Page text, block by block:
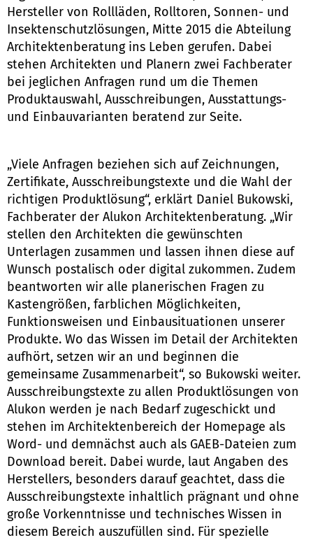
Hersteller von Rollläden, Rolltoren, Sonnen- und
Insektenschutzlösungen, Mitte 2015 die Abteilung
Architektenberatung ins Leben gerufen. Dabei
stehen Architekten und Planern zwei Fachberater
bei jeglichen Anfragen rund um die Themen
Produktauswahl, Ausschreibungen, Ausstattungs-
und Einbauvarianten beratend zur Seite.
„Viele Anfragen beziehen sich auf Zeichnungen,
Zertifikate, Ausschreibungstexte und die Wahl der
richtigen Produktlösung“, erklärt Daniel Bukowski,
Fachberater der Alukon Architektenberatung. „Wir
stellen den Architekten die gewünschten
Unterlagen zusammen und lassen ihnen diese auf
Wunsch postalisch oder digital zukommen. Zudem
beantworten wir alle planerischen Fragen zu
Kastengrößen, farblichen Möglichkeiten,
Funktionsweisen und Einbausituationen unserer
Produkte. Wo das Wissen im Detail der Architekten
aufhört, setzen wir an und beginnen die
gemeinsame Zusammenarbeit“, so Bukowski weiter.
Ausschreibungstexte zu allen Produktlösungen von
Alukon werden je nach Bedarf zugeschickt und
stehen im Architektenbereich der Homepage als
Word- und demnächst auch als GAEB-Dateien zum
Download bereit. Dabei wurde, laut Angaben des
Herstellers, besonders darauf geachtet, dass die
Ausschreibungstexte inhaltlich prägnant und ohne
große Vorkenntnisse und technisches Wissen in
diesem Bereich auszufüllen sind. Für spezielle